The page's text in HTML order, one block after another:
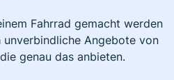
Fahrrad gemacht werden
Angebote von
genau das anbieten.